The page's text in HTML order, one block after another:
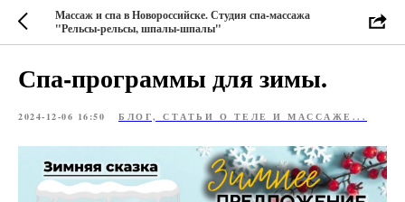
Массаж и спа в Новороссийске. Студия спа-массажа
"Рельсы-рельсы, шпалы-шпалы"
Спа-программы для зимы.
2024-12-06 16:50 БЛОГ, СТАТЬИ О ТЕЛЕ И МАССАЖЕ...